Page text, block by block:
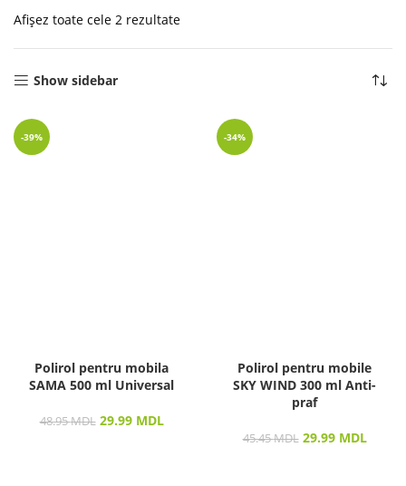
Afișez toate cele 2 rezultate
Show sidebar
-39%
Polirol pentru mobila
SAMA 500 ml Universal
48.95MDL 29.99 MDL
-34%
Polirol pentru mobile
SKY WIND 300 ml Anti-
praf
45.45MDL 29.99 MDL